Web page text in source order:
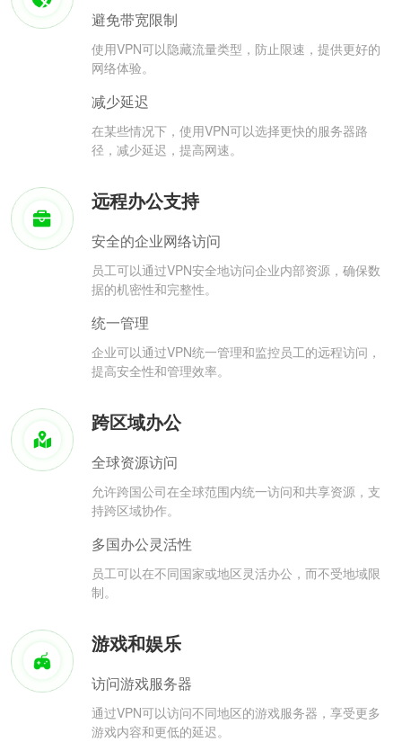
避免带宽限制
使用VPN可以隐藏流量类型，防止限速，提供更好的
网络体验。
减少延迟
在某些情况下，使用VPN可以选择更快的服务器路
径，减少延迟，提高网速。
远程办公支持
安全的企业网络访问
员工可以通过VPN安全地访问企业内部资源，确保数
据的机密性和完整性。
统一管理
企业可以通过VPN统一管理和监控员工的远程访问，
提高安全性和管理效率。
跨区域办公
全球资源访问
允许跨国公司在全球范围内统一访问和共享资源，支
持跨区域协作。
多国办公灵活性
员工可以在不同国家或地区灵活办公，而不受地域限
制。
游戏和娱乐
访问游戏服务器
通过VPN可以访问不同地区的游戏服务器，享受更多
游戏内容和更低的延迟。